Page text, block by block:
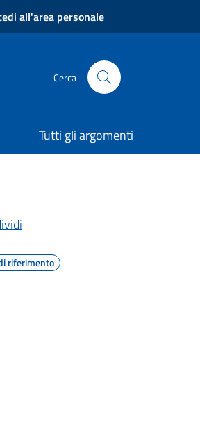
all'area personale
Cerca
Tutti gli argomenti
riferimento